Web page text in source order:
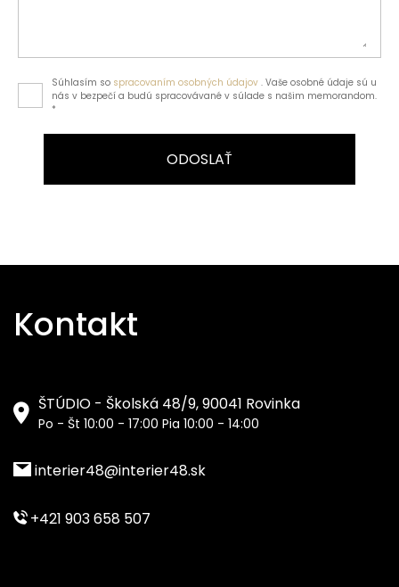
Súhlasím so spracovaním osobných údajov . Vaše osobné údaje sú u
nás v bezpečí a budú spracovávané v súlade s našim memorandom.
*
ODOSLAŤ
Kontakt
ŠTÚDIO - Školská 48/9, 90041 Rovinka
Po - Št 10:00 - 17:00 Pia 10:00 - 14:00
interier48@interier48.sk
+421 903 658 507